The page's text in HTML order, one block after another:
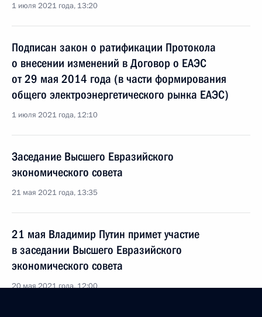
1 июля 2021 года, 13:20
Подписан закон о ратификации Протокола
о внесении изменений в Договор о ЕАЭС
от 29 мая 2014 года (в части формирования
общего электроэнергетического рынка ЕАЭС)
1 июля 2021 года, 12:10
Заседание Высшего Евразийского
экономического совета
21 мая 2021 года, 13:35
21 мая Владимир Путин примет участие
в заседании Высшего Евразийского
экономического совета
20 мая 2021 года, 12:00